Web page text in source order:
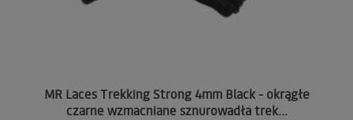
MR Laces Trekking Strong 4mm Black - okrągłe
czarne wzmacniane sznurowadła trek...